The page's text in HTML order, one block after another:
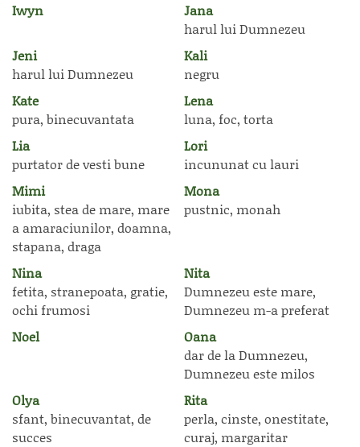
Iwyn
Jana
harul lui Dumnezeu
Jeni
harul lui Dumnezeu
Kali
negru
Kate
pura, binecuvantata
Lena
luna, foc, torta
Lia
purtator de vesti bune
Lori
incununat cu lauri
Mimi
iubita, stea de mare, mare
a amaraciunilor, doamna,
stapana, draga
Mona
pustnic, monah
Nina
fetita, stranepoata, gratie,
ochi frumosi
Nita
Dumnezeu este mare,
Dumnezeu m-a preferat
Noel
Oana
dar de la Dumnezeu,
Dumnezeu este milos
Olya
sfant, binecuvantat, de
succes
Rita
perla, cinste, onestitate,
curaj, margaritar